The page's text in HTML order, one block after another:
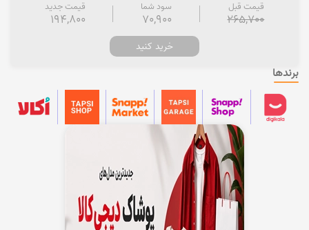
قیمت قبل
265,700
سود شما
70,900
قیمت جدید
194,800
خرید کنید
برندها